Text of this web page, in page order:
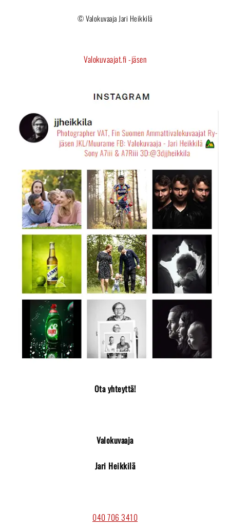
© Valokuvaaja Jari Heikkilä
Valokuvaajat.fi -jäsen
Ota yhteyttä!
Valokuvaaja
Jari Heikkilä
040 706 3410